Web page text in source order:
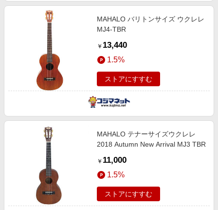
MAHALO バリトンサイズ ウクレレ
MJ4-TBR
￥ 13,440
1.5%
ストアにすすむ
MAHALO テナーサイズウクレレ
2018 Autumn New Arrival MJ3 TBR
￥ 11,000
1.5%
ストアにすすむ